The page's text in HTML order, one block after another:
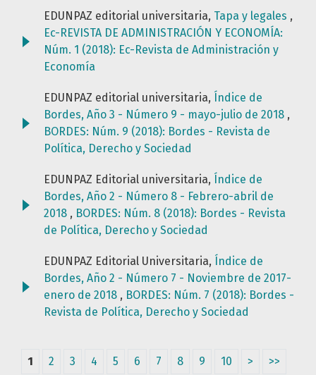
EDUNPAZ editorial universitaria, Tapa y legales ,
Ec-REVISTA DE ADMINISTRACIÓN Y ECONOMÍA:
Núm. 1 (2018): Ec-Revista de Administración y
Economía
EDUNPAZ editorial universitaria,
Índice de
Bordes, Año 3 - Número 9 - mayo-julio de 2018 ,
BORDES: Núm. 9 (2018): Bordes - Revista de
Política, Derecho y Sociedad
EDUNPAZ Editorial universitaria,
Índice de
Bordes, Año 2 - Número 8 - Febrero-abril de
2018 , BORDES: Núm. 8 (2018): Bordes - Revista
de Política, Derecho y Sociedad
EDUNPAZ Editorial Universitaria,
Índice de
Bordes, Año 2 - Número 7 - Noviembre de 2017-
enero de 2018 , BORDES: Núm. 7 (2018): Bordes -
Revista de Política, Derecho y Sociedad
1 2 3 4 5 6 7 8 9 10 > >>